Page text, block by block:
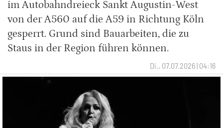
im Autobahndreieck Sankt Augustin-West
von der A560 auf die A59 in Richtung Köln
gesperrt. Grund sind Bauarbeiten, die zu
Staus in der Region führen können.
Di., 07.07.2026 | 04:16